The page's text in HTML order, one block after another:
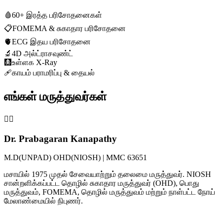
🩸60+ இரத்த பரிசோதனைகள்
📋FOMEMA & சுகாதார பரிசோதனை
🫀ECG இதய பரிசோதனை
🔬 4D அல்ட்ராசவுண்ட்
🩻உள்ளக X-Ray
🩹காயம் பராமரிப்பு & தையல்
எங்கள் மருத்துவர்கள்
👨‍⚕️
Dr. Prabagaran Kanapathy
M.D(UNPAD) OHD(NIOSH) | MMC 63651
மசாயில் 1975 முதல் சேவையாற்றும் தலைமை மருத்துவர். NIOSH
சான்றளிக்கப்பட்ட தொழில் சுகாதார மருத்துவர் (OHD), பொது
மருத்துவம், FOMEMA, தொழில் மருத்துவம் மற்றும் நாள்பட்ட நோய்
மேலாண்மையில் நிபுணர்.